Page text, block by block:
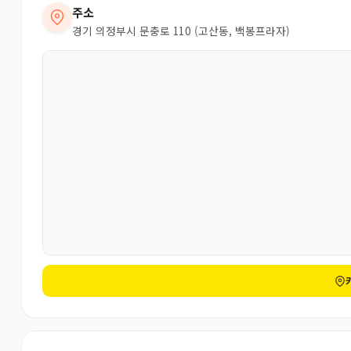
주소
경기 의정부시 문충로 110 (고산동, 백봉프라자)